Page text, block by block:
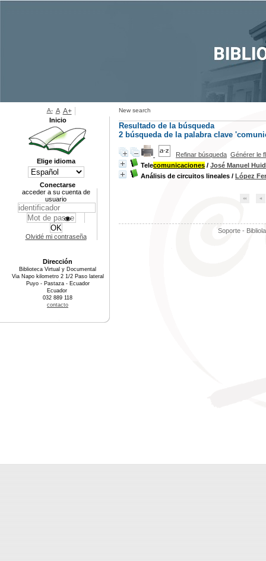
New search
Resultado de la búsqueda
2 búsqueda de la palabra clave
Refinar búsqueda Générer le
Telecomunicaciones / José Manuel
Análisis de circuitos lineales / López
Soporte -
A- A A+
Inicio
Elige idioma
Conectarse
acceder a su cuenta de
usuario
Olvidé mi contraseña
Dirección
Biblioteca Virtual y Documental
Via Napo kilometro 2 1/2 Paso lateral
Puyo - Pastaza - Ecuador
Ecuador
032 889 118
contacto